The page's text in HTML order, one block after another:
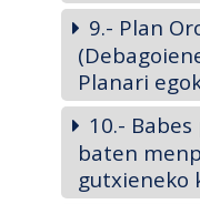
9.- Plan
Planari
10.-
baten
gutxieneko